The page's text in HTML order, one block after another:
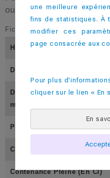
ou les cafés courts
Fiche technique
Hauteur (En Mm)
Diamètre Inférieur (En Mm)
Diamètre Supérieur (En M
M)
Poids (En Gramme)
Contenance Utile ( En Cl)
Contenance Pleine (En Cl)
une meilleure
fins de statistiques. À
modifier ces
page consacrée aux
Pour plus
cliquer sur le lien « En
En